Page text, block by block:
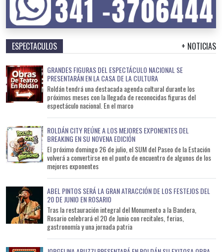
ESPECTACULOS + NOTICIAS
GRANDES FIGURAS DEL ESPECTÁCULO NACIONAL SE
PRESENTARÁN EN LA CASA DE LA CULTURA
Roldán tendrá una destacada agenda cultural durante los
próximos meses con la llegada de reconocidas figuras del
espectáculo nacional. En el marco
ROLDÁN CITY REÚNE A LOS MEJORES EXPONENTES DEL
BREAKING EN SU NOVENA EDICIÓN
El próximo domingo 26 de julio, el SUM del Paseo de la Estación
volverá a convertirse en el punto de encuentro de algunos de los
mejores exponentes
ABEL PINTOS SERÁ LA GRAN ATRACCIÓN DE LOS FESTEJOS DEL
20 DE JUNIO EN ROSARIO
Tras la restauración integral del Monumento a la Bandera,
Rosario celebrará el 20 de Junio con recitales, ferias,
gastronomía y una jornada patria